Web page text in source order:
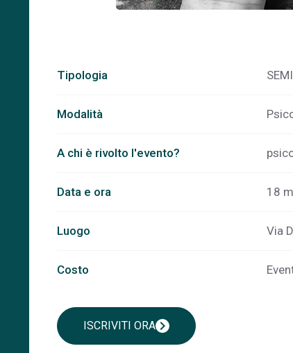
Tipologia
Modalità
A chi è rivolto l'evento?
Data e ora 18
Luogo Via
Costo
ISCRIVITI ORAchevron_right